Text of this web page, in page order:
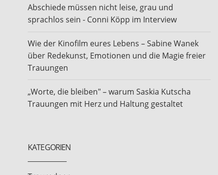
Abschiede müssen nicht leise, grau und
sprachlos sein - Conni Köpp im Interview
Wie der Kinofilm eures Lebens – Sabine Wanek
über Redekunst, Emotionen und die Magie freier
Trauungen
„Worte, die bleiben" – warum Saskia Kutscha
Trauungen mit Herz und Haltung gestaltet
KATEGORIEN